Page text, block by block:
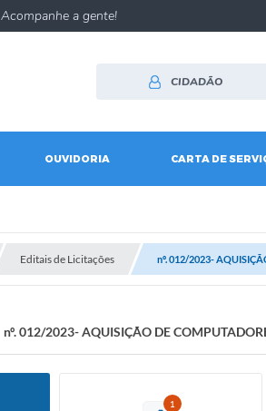
Acompanhe a gente!
CIDADÃO
OUVIDORIA CARTA DE
Editais de Licitações nº. 012/2023-
nº. 012/2023- AQUISIÇÃO DE
1